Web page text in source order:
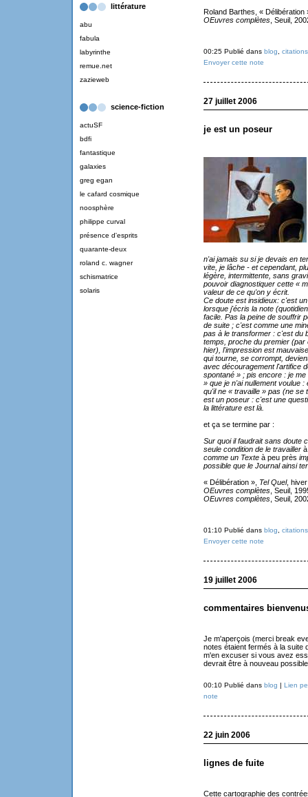
littérature
abu
fabula
labyrinthe
remue.net
zazieweb
science-fiction
actuSF
bdfi
fantastique
galaxies
greg egan
le cafard cosmique
noosphère
philippe curval
présence d'esprits
quarante-deux
roland c. wagner
schismatrice
solaris
Roland Barthes, « Délibération
OEuvres complètes, Seuil,
00:25 Publié dans blog citations
Envoyer cette note
27 juillet 2006
je est un poseur
n'ai jamais su si je devais en
vite, je lâche - et cependant,
légère, intermittente, sans
pouvoir diagnostiquer cette «
valeur de ce qu'on y écrit.
Ce doute est insidieux: c'est
lorsque j'écris la note
facile. Pas la peine de souffrir
de suite ; c'est comme une
pas à le transformer : c'est du
temps, proche du premier (par
hier), l'impression est
qui tourne, se corrompt,
avec découragement l'artifice
spontané » ; pis encore : je
» que je n'ai nullement voulue
qu'il ne « travaille » pas (ne se
est un poseur : c'est une
la littérature est là.
et ça se termine par :
Sur quoi il faudrait sans doute
seule condition de le travailler
comme un Texte à peu près
possible que le Journal ainsi
« Délibération », Tel Quel,
OEuvres complètes, Seuil,
OEuvres complètes, Seuil,
01:10 Publié dans blog citations
Envoyer cette note
19 juillet 2006
commentaires
Je m'aperçois (merci break
notes étaient fermés à la suite
m'en excuser si vous avez
devrait être à nouveau
00:10 Publié dans blog | Lien
note
22 juin 2006
lignes de fuite
Cette cartographie des